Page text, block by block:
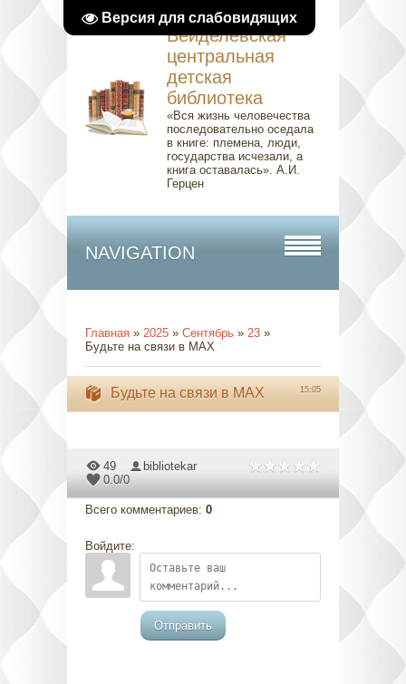
Версия для слабовидящих
Вейделевская
центральная
детская
библиотека
«Вся жизнь человечества
последовательно оседала
в книге: племена, люди,
государства исчезали, а
книга оставалась». А.И.
Герцен
NAVIGATION
Главная » 2025 » Сентябрь » 23 »
Будьте на связи в MAX
15:05
Будьте на связи в MAX
49
bibliotekar
0.0/0
Всего комментариев: 0
Войдите:
Отправить